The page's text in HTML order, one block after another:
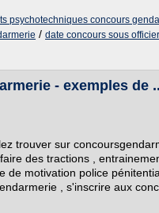
psychotechniques concours
/ date concours sous
- exemples de
trouver sur
des tractions ,
de motivation police
, s'inscrire aux